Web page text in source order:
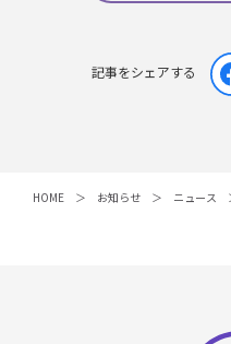
記事をシェアする
HOME お知らせ ニュース